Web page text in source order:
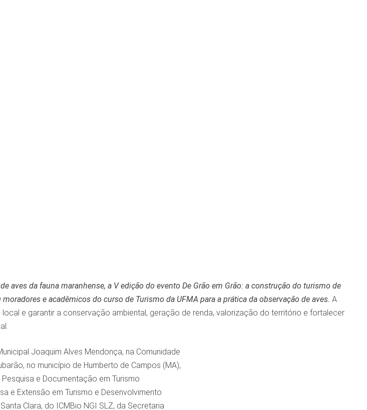
aves da fauna maranhense, a V edição do evento De Grão em Grão: a construção do turismo de
e acadêmicos do curso de Turismo da UFMA para a prática da observação de aves. A
e garantir a conservação ambiental, geração de renda, valorização do território e fortalecer
Joaquim Alves Mendonça, na Comunidade
no município de Humberto de Campos (MA),
e Documentação em Turismo
e Extensão em Turismo e Desenvolvimento
Clara, do ICMBio NGI SLZ, da Secretaria